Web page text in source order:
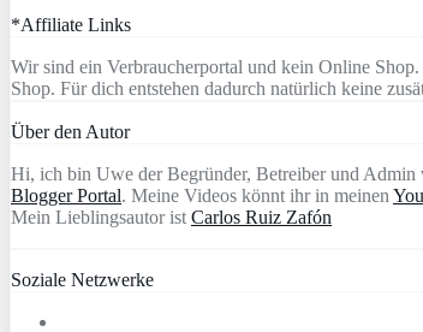
*Affiliate Links
Wir sind ein Verbraucherportal und kein Online
Shop. Für dich entstehen dadurch natürlich keine
Über den Autor
Hi, ich bin Uwe der Begründer, Betreiber und Admin
Blogger Portal. Meine Videos könnt ihr in meinen
Mein Lieblingsautor ist Carlos Ruiz Zafón
Soziale Netzwerke